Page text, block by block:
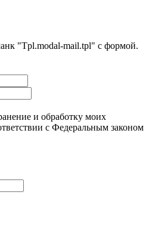
"Tpl.modal-mail.tpl" с формой.
и обработку моих
с Федеральным законом